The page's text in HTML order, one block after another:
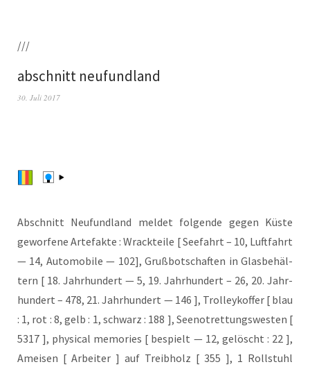
///
abschnitt neufundland
30. Juli 2017
Abschnitt Neu­fund­land mel­det fol­gen­de gegen Küs­te
gewor­fe­ne Arte­fak­te : Wrack­tei­le [ See­fahrt – 10, Luft­fahrt
— 14, Auto­mo­bi­le — 102], Gruß­bot­schaf­ten in Glas­be­häl­
tern [ 18. Jahr­hun­dert — 5, 19. Jahr­hun­dert – 26, 20. Jahr­
hun­dert – 478, 21. Jahr­hun­dert — 146 ], Trol­ley­kof­fer [ blau
: 1, rot : 8, gelb : 1, schwarz : 188 ], See­not­ret­tungs­wes­ten [
5317 ], phy­si­cal memo­ries [ bespielt — 12, gelöscht : 22 ],
Amei­sen [ Arbei­ter ] auf Treib­holz [ 355 ], 1 Roll­stuhl